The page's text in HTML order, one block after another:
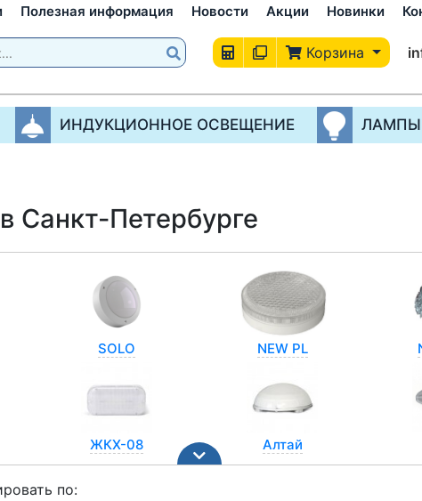
Полезная информация Новости Акции Новинки
Корзина
ИНДУКЦИОННОЕ ОСВЕЩЕНИЕ ЛАМПЫ
Санкт-Петербурге
SOLO NEW PL
ЖКХ-08 Алтай
по: